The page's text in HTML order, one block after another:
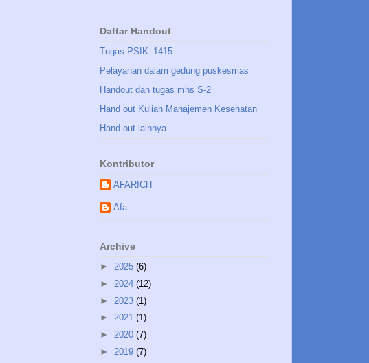
Daftar Handout
Tugas PSIK_1415
Pelayanan dalam gedung puskesmas
Handout dan tugas mhs S-2
Hand out Kuliah Manajemen Kesehatan
Hand out lainnya
Kontributor
AFARICH
Afa
Archive
► 2025 (6)
► 2024 (12)
► 2023 (1)
► 2021 (1)
► 2020 (7)
► 2019 (7)